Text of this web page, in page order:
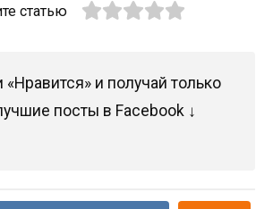
статью
и получай только
посты в Facebook ↓